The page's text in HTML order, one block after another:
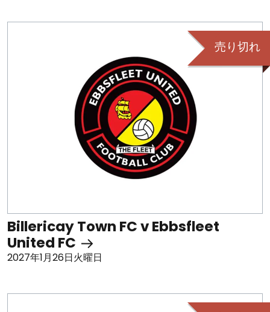
売り切れ
Billericay Town FC v Ebbsfleet
United FC
2027年1月26日火曜日